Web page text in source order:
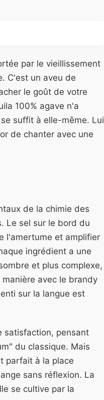
par le vieillissement
C'est un aveu de
le goût de votre
100% agave n'a
suffit à elle-même. Lui
de chanter avec une
de la chimie des
Le sel sur le bord du
l'amertume et amplifier
ingrédient a une
et plus complexe,
avec le brandy
sur la langue est
satisfaction, pensant
du classique. Mais
parfait à la place
sans réflexion. La
se cultive par la